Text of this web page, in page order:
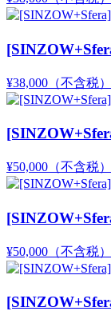
¥38,000 （不含税）
¥50,000 （不含税）
¥50,000 （不含税）